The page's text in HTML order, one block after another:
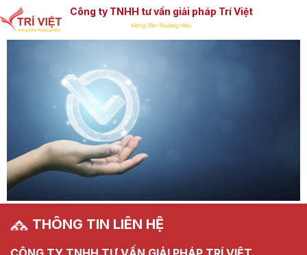
Công ty TNHH tư vấn giải pháp Trí Việt
THÔNG TIN LIÊN HỆ